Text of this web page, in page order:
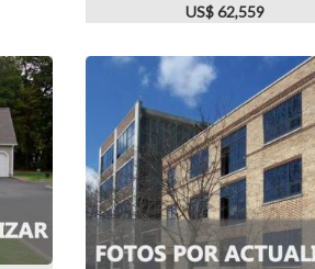
US$ 62,559